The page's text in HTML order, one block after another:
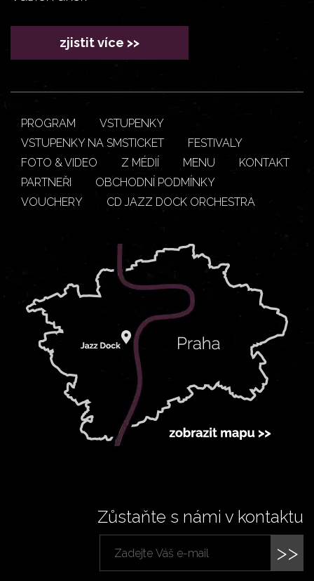
zjistit více >>
PROGRAM
VSTUPENKY
VSTUPENKY NA SMSTICKET
FESTIVALY
FOTO & VIDEO
Z MÉDIÍ MENU
KONTAKT
PARTNEŘI
OBCHODNÍ PODMÍNKY
VOUCHERY
CD JAZZ DOCK ORCHESTRA
Zůstaňte s námi v kontaktu
>>